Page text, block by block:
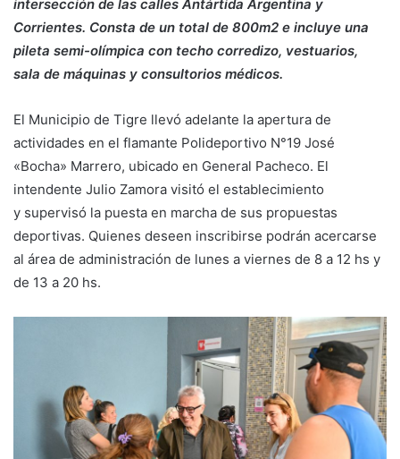
intersección de las calles Antártida Argentina y
Corrientes. Consta de un total de 800m2 e incluye una
pileta semi-olímpica con techo corredizo, vestuarios,
sala de máquinas y consultorios médicos.
El Municipio de Tigre llevó adelante la apertura de
actividades en el flamante Polideportivo N°19 José
«Bocha» Marrero, ubicado en General Pacheco. El
intendente Julio Zamora visitó el establecimiento
y supervisó la puesta en marcha de sus propuestas
deportivas. Quienes deseen inscribirse podrán acercarse
al área de administración de lunes a viernes de 8 a 12 hs y
de 13 a 20 hs.